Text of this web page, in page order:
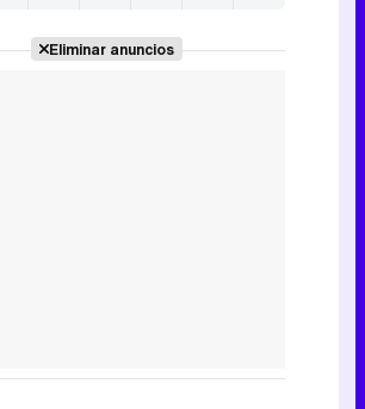
Eliminar anuncios